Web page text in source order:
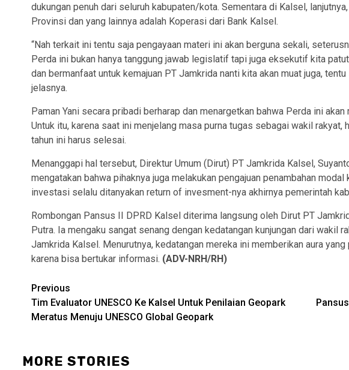
dukungan penuh dari seluruh kabupaten/kota. Sementara di Kalsel,
Provinsi dan yang lainnya adalah Koperasi dari Bank Kalsel.
“Nah terkait ini tentu saja pengayaan materi ini akan berguna sekali,
Perda ini bukan hanya tanggung jawab legislatif tapi juga eksekutif kita
dan bermanfaat untuk kemajuan PT Jamkrida nanti kita akan muat juga,
jelasnya.
Paman Yani secara pribadi berharap dan menargetkan bahwa Perda ini
Untuk itu, karena saat ini menjelang masa purna tugas sebagai wakil
tahun ini harus selesai.
Menanggapi hal tersebut, Direktur Umum (Dirut) PT Jamkrida Kalsel,
mengatakan bahwa pihaknya juga melakukan pengajuan penambahan
investasi selalu ditanyakan return of invesment-nya akhirnya pemerintah
Rombongan Pansus II DPRD Kalsel diterima langsung oleh Dirut PT
Putra. Ia mengaku sangat senang dengan kedatangan kunjungan dari wakil
Jamkrida Kalsel. Menurutnya, kedatangan mereka ini memberikan aura
karena bisa bertukar informasi. (ADV-NRH/RH)
Continue
Reading
Previous
Tim Evaluator UNESCO Ke Kalsel Untuk Penilaian Geopark
Meratus Menuju UNESCO Global Geopark
MORE STORIES